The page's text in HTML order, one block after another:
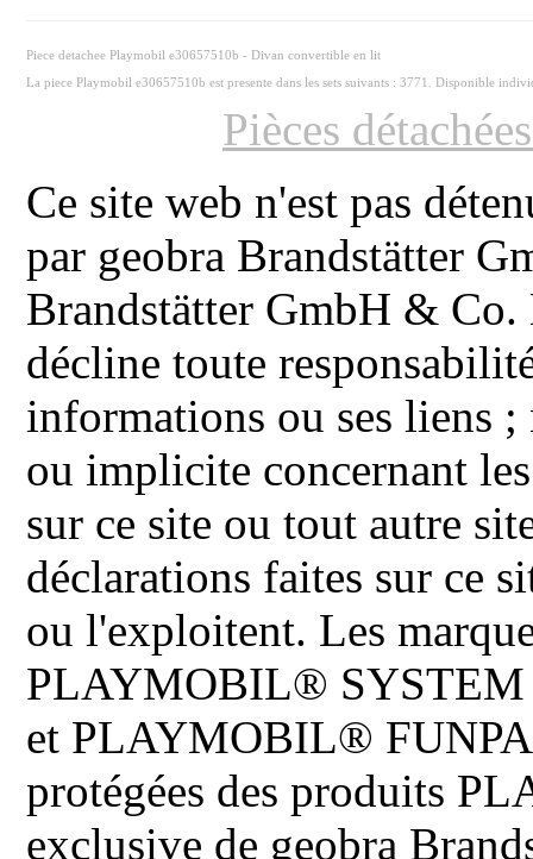
Piece detachee Playmobil e30657510b - Divan convertible en lit
La piece Playmobil e30657510b est presente dans les sets suivants : 3771. Disponible
Pièces
Ce site web n'est pas
par geobra Brandstätter
Brandstätter GmbH & Co.
décline toute
informations ou ses liens ;
ou implicite concernant
sur ce site ou tout autre
déclarations faites sur ce
ou l'exploitent. Les
PLAYMOBIL®
et PLAYMOBIL®
protégées des produits
exclusive de geobra